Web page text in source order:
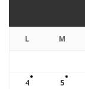
L M
4 5